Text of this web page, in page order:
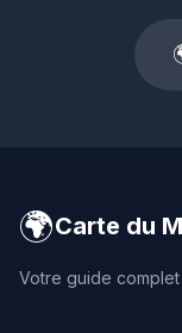
🌍Carte du
Votre guide